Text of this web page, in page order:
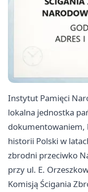
Instytut Pamięci
lokalna jednostka
dokumentowaniem,
historii Polski w
zbrodni przeciwko
przy ul. E.
Komisją Ścigania